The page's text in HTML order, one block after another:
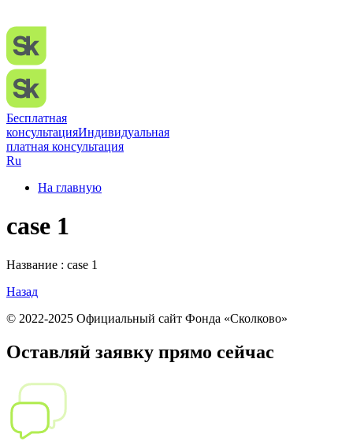
Бесплатная
консультацияИндивидуальная
платная консультация
Ru
На главную
case 1
Название : case 1
Назад
© 2022-2025 Официальный сайт Фонда «Сколково»
Оставляй заявку прямо сейчас